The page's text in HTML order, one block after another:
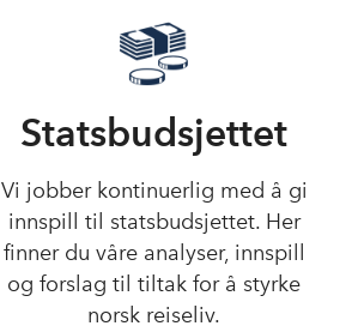
Statsbudsjettet
Vi jobber kontinuerlig med å gi
innspill til statsbudsjettet. Her
finner du våre analyser, innspill
og forslag til tiltak for å styrke
norsk reiseliv.